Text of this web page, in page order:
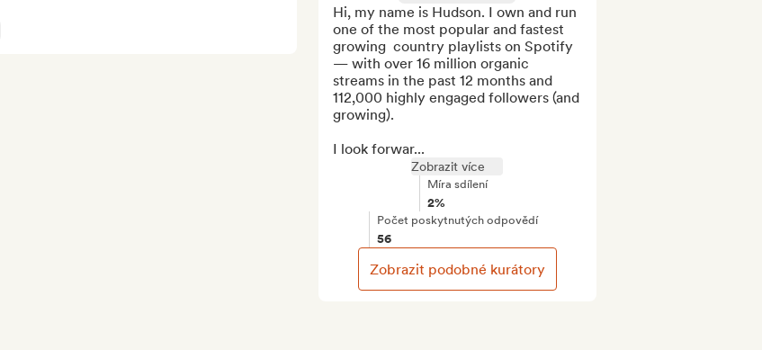
Hi, my name is Hudson. I own and run
one of the most popular and fastest
growing  country playlists on Spotify
— with over 16 million organic
streams in the past 12 months and
112,000 highly engaged followers (and
growing).
I look forwar...
Zobrazit více
Míra sdílení
2%
Počet poskytnutých odpovědí
56
Zobrazit podobné kurátory